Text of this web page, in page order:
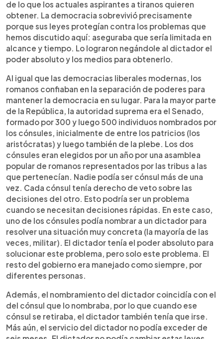
de lo que los actuales aspirantes a tiranos quieren
obtener. La democracia sobrevivió precisamente
porque sus leyes protegían contra los problemas que
hemos discutido aquí: aseguraba que sería limitada en
alcance y tiempo. Lo lograron negándole al dictador el
poder absoluto y los medios para obtenerlo.
Al igual que las democracias liberales modernas, los
romanos confiaban en la separación de poderes para
mantener la democracia en su lugar. Para la mayor parte
de la República, la autoridad suprema era el Senado,
formado por 300 y luego 500 individuos nombrados por
los cónsules, inicialmente de entre los patricios (los
aristócratas) y luego también de la plebe. Los dos
cónsules eran elegidos por un año por una asamblea
popular de romanos representados por las tribus a las
que pertenecían. Nadie podía ser cónsul más de una
vez. Cada cónsul tenía derecho de veto sobre las
decisiones del otro. Esto podría ser un problema
cuando se necesitan decisiones rápidas. En este caso,
uno de los cónsules podía nombrar a un dictador para
resolver una situación muy concreta (la mayoría de las
veces, militar). El dictador tenía el poder absoluto para
solucionar este problema, pero solo este problema. El
resto del gobierno era manejado como siempre, por
diferentes personas.
Además, el nombramiento del dictador coincidía con el
del cónsul que lo nombraba, por lo que cuando ese
cónsul se retiraba, el dictador también tenía que irse.
Más aún, el servicio del dictador no podía exceder de